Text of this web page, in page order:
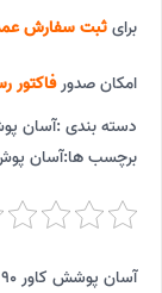
برایثبت سفارش
امکان صدورفاکتور
دسته بندی :آسان
برچسب ها:آسان